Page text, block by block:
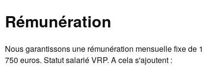
Rémunération
Nous garantissons une rémunération mensuelle fixe de 1
750 euros. Statut salarié VRP. A cela s'ajoutent :